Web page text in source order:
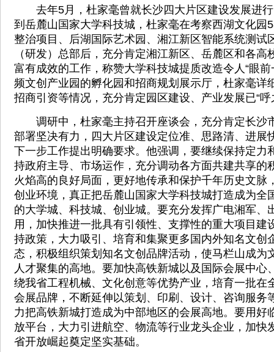
去年5月，杜家毫曾就长沙四大片区建设发展进行
到岳麓山国家大学科技城，杜家毫在考察西湖文化园
整治项目、后湖国际艺术园、湘江新区智能系统测试
（研发）总部后，充分肯定湘江新区、岳麓区和各高
富有成效的工作，称赞大学科技城提质改造令人“眼
频文创产业园的孵化园和招商规划展示厅，杜家毫详
招商引资等情况，充分肯定园区建设、产业发展已“呼
调研中，杜家毫主持召开座谈会，充分肯定长沙
部署坚决有力，四大片区建设定位准、思路清、进展
下一步工作提出明确要求。他强调，要继续保持定力
持政府主导、市场运作，充分调动各方面共建共享的
火焰高的良好局面，更好地传承和保护千年历史文脉
创业环境，真正把岳麓山国家大学科技城打造成为全
的大学城、科技城、创业城。要充分发挥广电湘军、
用，加快推进一批具有引领性、支撑性的重大项目建
持政策，大力吸引、培育和集聚更多国内外知名文创
态，积极组织策划知名文创品牌活动，使马栏山成为
人才聚集的高地。要加快高铁新城以及国际会展中心
绕我省工程机械、文化创意等优势产业，培育一批在
会展品牌，不断延伸以策划、印刷、设计、咨询服务
力把高铁新城打造成为中部地区的会展高地。要用好
放平台，大力引进航空、物流等行业龙头企业，加快
省开放崛起奠定坚实基础。